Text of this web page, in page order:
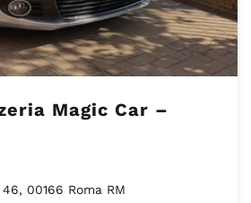
Magic Car –
00166 Roma RM